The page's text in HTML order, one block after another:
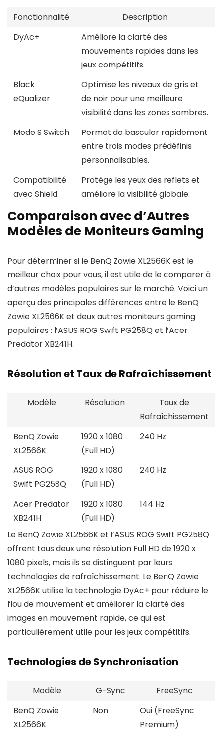
Fonctionnalité
Description
DyAc+
Améliore la clarté des
mouvements rapides dans les
jeux compétitifs.
Black
eQualizer
Optimise les niveaux de gris et
de noir pour une meilleure
visibilité dans les zones sombres.
Mode S Switch
Permet de basculer rapidement
entre trois modes prédéfinis
personnalisables.
Compatibilité
avec Shield
Protège les yeux des reflets et
améliore la visibilité globale.
Comparaison avec d’Autres
Modèles de Moniteurs Gaming
Pour déterminer si le BenQ Zowie XL2566K est le
meilleur choix pour vous, il est utile de le comparer à
d’autres modèles populaires sur le marché. Voici un
aperçu des principales différences entre le BenQ
Zowie XL2566K et deux autres moniteurs gaming
populaires : l’ASUS ROG Swift PG258Q et l’Acer
Predator XB241H.
Résolution et Taux de Rafraîchissement
Modèle Résolution
Taux de
Rafraîchissement
BenQ Zowie
XL2566K
1920 x 1080
(Full HD)
240 Hz
ASUS ROG
Swift PG258Q
1920 x 1080
(Full HD)
240 Hz
Acer Predator
XB241H
1920 x 1080
(Full HD)
144 Hz
Le BenQ Zowie XL2566K et l’ASUS ROG Swift PG258Q
offrent tous deux une résolution Full HD de 1920 x
1080 pixels, mais ils se distinguent par leurs
technologies de rafraîchissement. Le BenQ Zowie
XL2566K utilise la technologie DyAc+ pour réduire le
flou de mouvement et améliorer la clarté des
images en mouvement rapide, ce qui est
particulièrement utile pour les jeux compétitifs.
Technologies de Synchronisation
Modèle G-Sync
FreeSync
BenQ Zowie
XL2566K
Non
Oui (FreeSync
Premium)